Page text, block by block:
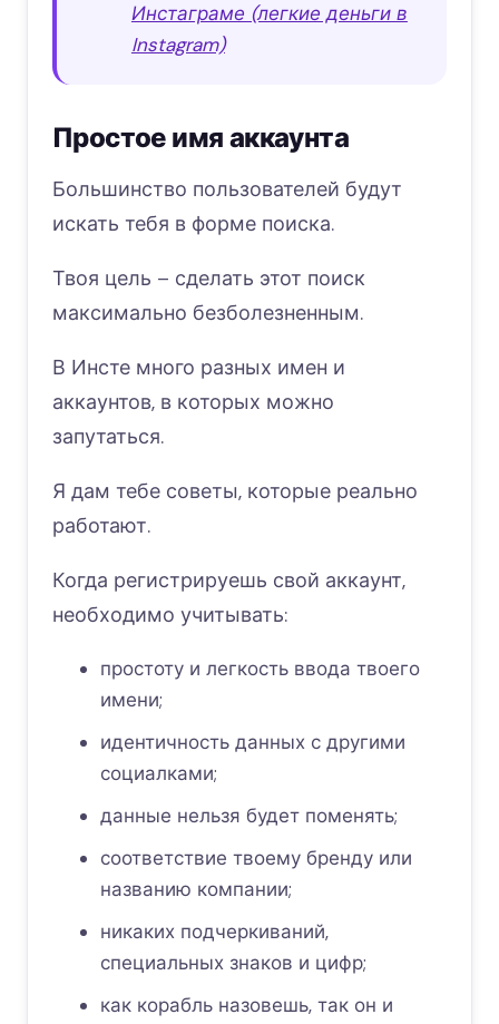
Инстаграме (легкие деньги в
Instagram)
Простое имя аккаунта
Большинство пользователей будут
искать тебя в форме поиска.
Твоя цель – сделать этот поиск
максимально безболезненным.
В Инсте много разных имен и
аккаунтов, в которых можно
запутаться.
Я дам тебе советы, которые реально
работают.
Когда регистрируешь свой аккаунт,
необходимо учитывать:
простоту и легкость ввода твоего
имени;
идентичность данных с другими
социалками;
данные нельзя будет поменять;
соответствие твоему бренду или
названию компании;
никаких подчеркиваний,
специальных знаков и цифр;
как корабль назовешь, так он и